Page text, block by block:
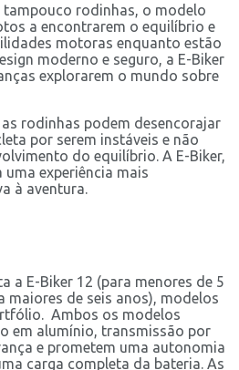
tampouco rodinhas, o modelo
a encontrarem o equilíbrio e
motoras enquanto estão
moderno e seguro, a E-Biker
explorarem o mundo sobre
rodinhas podem desencorajar
por serem instáveis e não
do equilíbrio. A E-Biker,
experiência mais
à aventura.
a E-Biker 12 (para menores de 5
maiores de seis anos), modelos
Ambos os modelos
em alumínio, transmissão por
e prometem uma autonomia
carga completa da bateria. As